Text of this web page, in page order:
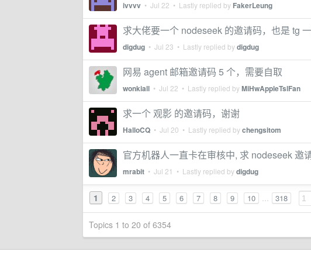
ivvvv • Jul 22 • Lastly replied by FakerLeung
求大佬要一个 nodeseek 的邀请码，也是 tg
digdug • Jul 23 • Lastly replied bydigdug
网易 agent 邮箱邀请码 5 个，需要自取
wonkiall • Jul 22 • Lastly replied byMiHwAppleTslFan
求一个 观影 的邀请码，谢谢
HalloCQ • Jul 20 • Lastly replied bychengsitom
官方机器人一直卡在审核中, 求 nodeseek 邀
mrabit • Jul 21 • Lastly replied bydigdug
1 2 3 4 5 6 7 8 9 10 ... 318
Topics 1 to 20 of 6354